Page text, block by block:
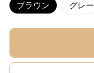
ブラウン グレー